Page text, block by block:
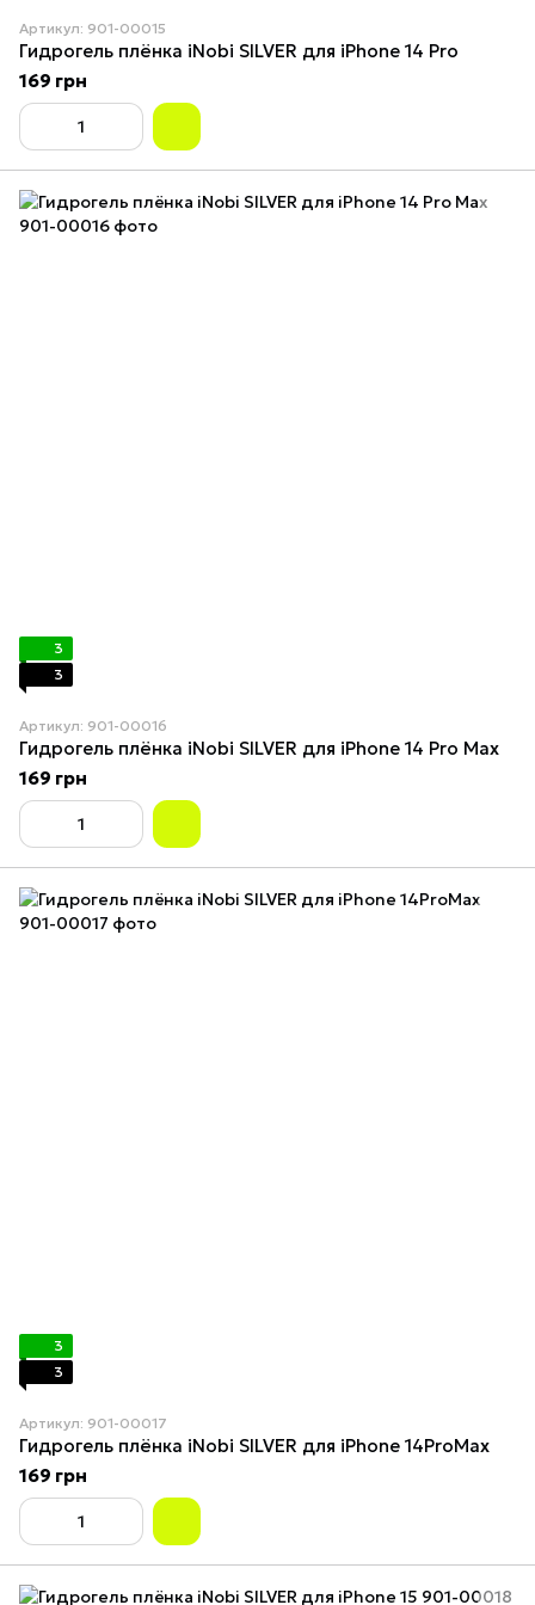
Артикул: 901-00015
Гидрогель плёнка iNobi SILVER для iPhone 14 Pro
169 грн
3
3
Артикул: 901-00016
Гидрогель плёнка iNobi SILVER для iPhone 14 Pro Max
169 грн
3
3
Артикул: 901-00017
Гидрогель плёнка iNobi SILVER для iPhone 14ProMax
169 грн